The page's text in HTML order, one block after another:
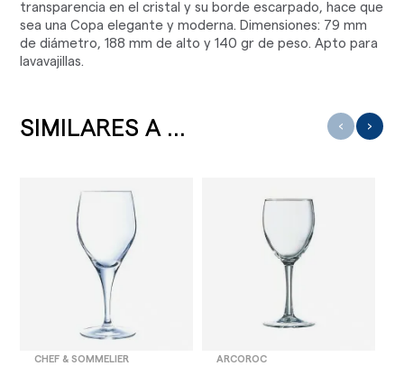
transparencia en el cristal y su borde escarpado, hace que
sea una Copa elegante y moderna. Dimensiones: 79 mm
de diámetro, 188 mm de alto y 140 gr de peso. Apto para
lavavajillas.
SIMILARES A ...
CHEF & SOMMELIER ARCOROC
‹ ›